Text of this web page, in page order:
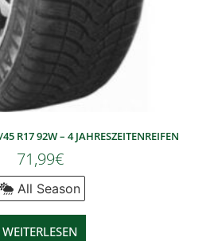
R17 92W – 4 JAHRESZEITENREIFEN
71,99€
All Season
WEITERLESEN